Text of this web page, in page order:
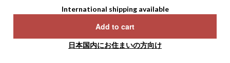
International shipping available
Add to cart
日本国内にお住まいの方向け